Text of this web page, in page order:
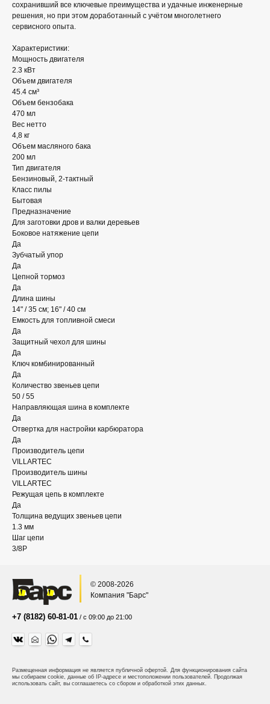
сохранивший все ключевые преимущества и удачные инженерные
решения, но при этом доработанный с учётом многолетнего
сервисного опыта.
Характеристики:
Мощность двигателя
2.3 кВт
Объем двигателя
45.4 см³
Объем бензобака
470 мл
Вес нетто
4,8 кг
Объем масляного бака
200 мл
Тип двигателя
Бензиновый, 2-тактный
Класс пилы
Бытовая
Предназначение
Для заготовки дров и валки деревьев
Боковое натяжение цепи
Да
Зубчатый упор
Да
Цепной тормоз
Да
Длина шины
14" / 35 см; 16" / 40 см
Емкость для топливной смеси
Да
Защитный чехол для шины
Да
Ключ комбинированный
Да
Количество звеньев цепи
50 / 55
Направляющая шина в комплекте
Да
Отвертка для настройки карбюратора
Да
Производитель цепи
VILLARTEC
Производитель шины
VILLARTEC
Режущая цепь в комплекте
Да
Толщина ведущих звеньев цепи
1.3 мм
Шаг цепи
3/8P
© 2008-2026
Компания "Барс"
+7 (8182) 60-81-01 / с 09:00 до 21:00
Размещенная информация не является публичной офертой. Для функционирования сайта
мы собираем cookie, данные об IP-адресе и местоположении пользователей. Продолжая
использовать сайт, вы соглашаетесь со сбором и обработкой этих данных.